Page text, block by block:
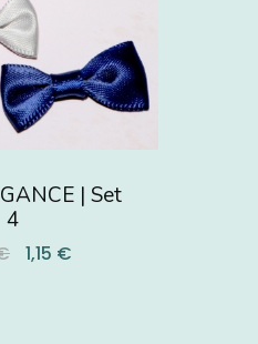
| Set
4
1,15 €